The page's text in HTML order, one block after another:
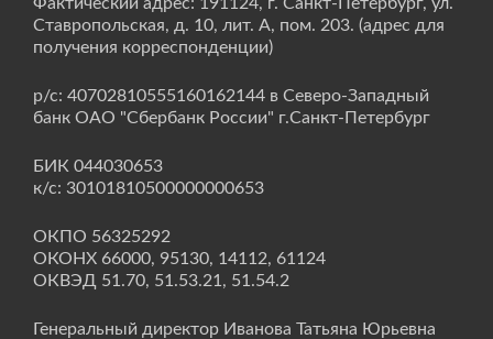
Ставропольская, д. 10, лит. А, пом. 203. (адрес для
получения корреспонденции)
р/с: 40702810555160162144 в Северо-Западный
банк ОАО "Сбербанк России" г.Санкт-Петербург
БИК 044030653
к/с: 30101810500000000653
ОКПО 56325292
ОКОНХ 66000, 95130, 14112, 61124
ОКВЭД 51.70, 51.53.21, 51.54.2
Генеральный директор Иванова Татьяна Юрьевна